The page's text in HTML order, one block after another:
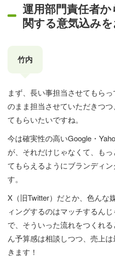
運用部門責任者
関する意気込み
竹内
まず、長い事担当させてもら
のまま担当させていただきつ
てもらいたいですね。
今は確実性の高いGoogle・
が、それだけじゃなくて、も
てもらえるようにブランディ
す。
X（旧Twitter）だとか、色んな
ィングするのはマッチするん
で、そういった流れをつくれ
ん予算感は相談しつつ、売上
きます！